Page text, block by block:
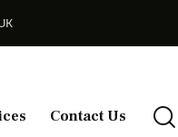
Contact Us